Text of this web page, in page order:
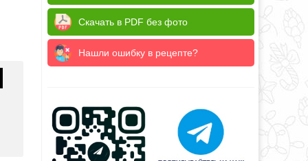
Скачать в PDF без фото
Нашли ошибку в рецепте?